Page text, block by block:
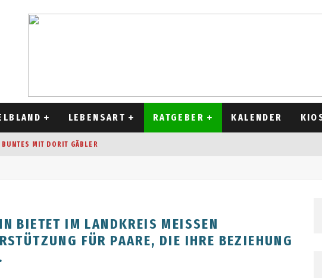
LEBENSART RATGEBER KALENDER
BUNTES MIT DORIT GÄBLER
IN STROCKEN
BIETET IM LANDKREIS MEISSEN P
FÜR PAARE, DIE IHRE BEZIEHUNG V